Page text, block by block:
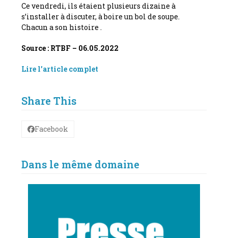
Ce vendredi, ils étaient plusieurs dizaine à
s’installer à discuter, à boire un bol de soupe.
Chacun a son histoire .
Source : RTBF – 06.05.2022
Lire l’article complet
Share This
Facebook
Dans le même domaine